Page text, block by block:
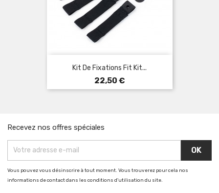
Kit De Fixations Fit Kit...
Prix
22,50 €
Recevez nos offres spéciales
Vous pouvez vous désinscrire à tout moment. Vous trouverez pour cela nos
informations de contact dans les conditions d'utilisation du site.